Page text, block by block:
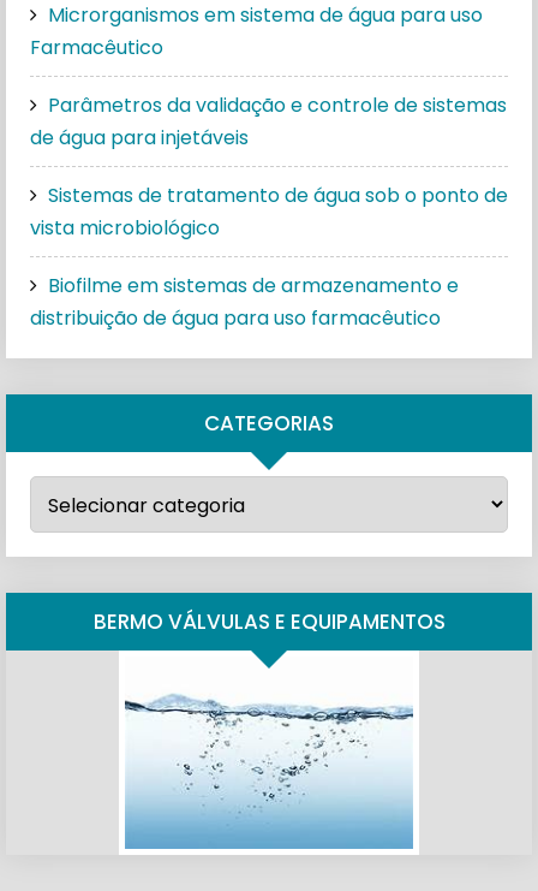
Microrganismos em sistema de água para uso
Farmacêutico
Parâmetros da validação e controle de sistemas
de água para injetáveis
Sistemas de tratamento de água sob o ponto de
vista microbiológico
Biofilme em sistemas de armazenamento e
distribuição de água para uso farmacêutico
CATEGORIAS
Categorias
BERMO VÁLVULAS E EQUIPAMENTOS